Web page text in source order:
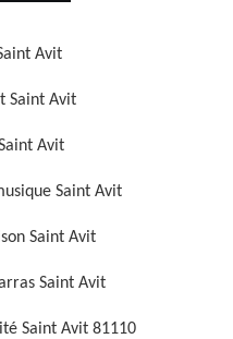
Avit
Saint Avit
Avit
Saint Avit
Saint Avit
Saint Avit
Saint Avit 81110